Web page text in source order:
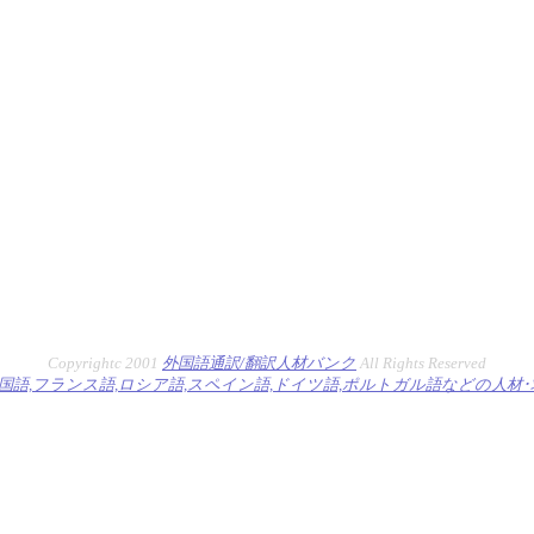
Copyrightc 2001 外国語通訳/翻訳人材バンク All Rights Reserved
語,フランス語,ロシア語,スペイン語,ドイツ語,ポルトガル語などの人材･